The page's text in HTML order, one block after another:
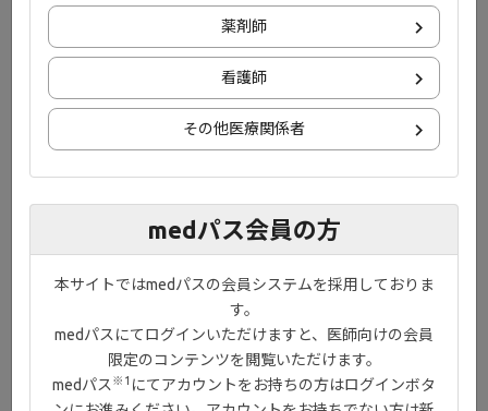
ジセレカ® 錠ダイアリー
服薬と体調の記録
薬剤師
看護師
その他医療関係者
medパス会員の方
本サイトではmedパスの会員システムを採用しておりま
す。
medパスにてログインいただけますと、医師向けの会員
限定のコンテンツを閲覧いただけます。
medパス※1 にてアカウントをお持ちの方はログインボタ